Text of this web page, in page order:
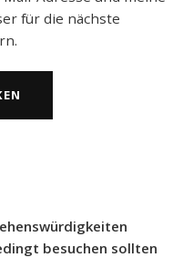
für die nächste
besuchen sollten